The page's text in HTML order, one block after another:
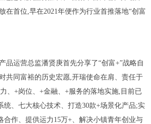
在首位,早在2021年便作为行业首推落地“创富
品运营总监潘贤庚首先分享了“创富+”战略自
共同富裕的历史宏愿,开瑞使命在肩、责任于
、+岗位、+金融、+服务的落地实施,目前已
统、七大核心技术、打造30款+场景化产品;实
合作、提供运力15万+、解决小镇青年创业与